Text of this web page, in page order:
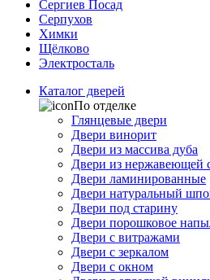
Сергиев Посад
Серпухов
Химки
Щёлково
Электросталь
Каталог дверей
По отделке
Глянцевые двери
Двери винорит
Двери из массива дуба
Двери из нержавеющей
Двери ламинированные
Двери натуральный
Двери под старину
Двери порошковое
Двери с витражами
Двери с зеркалом
Двери с окном